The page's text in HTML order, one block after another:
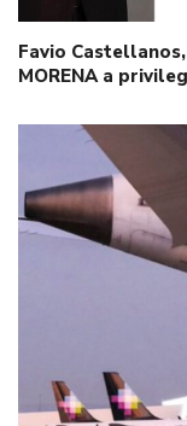
Favio
MORENA a